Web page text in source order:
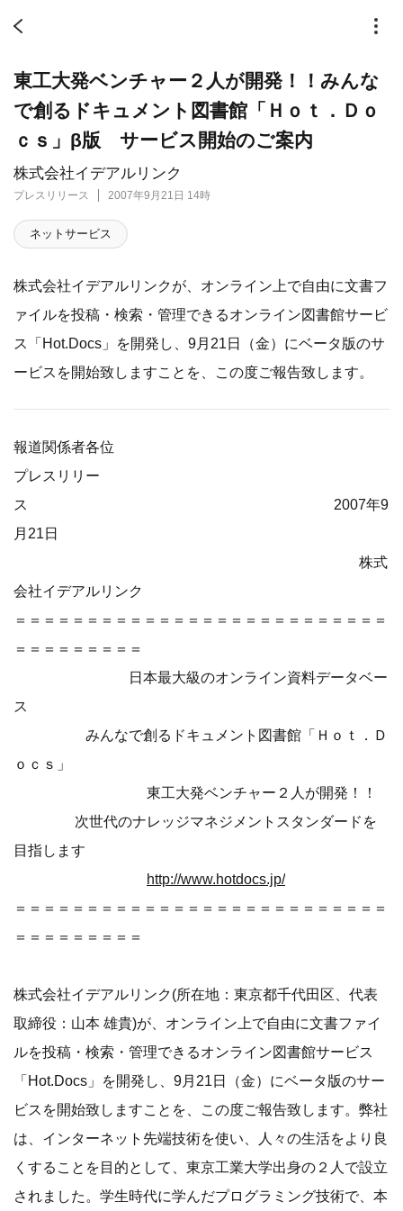
株式会社イデアルリンク
プレスリリース 2007年9月21日 14時
東工大発ベンチャー２人が開発！！みんな
で創るドキュメント図書館「Ｈｏｔ．Ｄｏ
ｃｓ」β版 サービス開始のご案内
ネットサービス
株式会社イデアルリンクが、オンライン上で自由に文書フ
ァイルを投稿・検索・管理できるオンライン図書館サービ
ス「Hot.Docs」を開発し、9月21日（金）にベータ版のサ
ービスを開始致しますことを、この度ご報告致します。
報道関係者各位
プレスリリー
ス 2007年9
月21日
株式
会社イデアルリンク
＝＝＝＝＝＝＝＝＝＝＝＝＝＝＝＝＝＝＝＝＝＝＝＝＝＝
＝＝＝＝＝＝＝＝＝
日本最大級のオンライン資料データベー
ス
みんなで創るドキュメント図書館「Ｈｏｔ．Ｄ
ｏｃｓ」
東工大発ベンチャー２人が開発！！
次世代のナレッジマネジメントスタンダードを
目指します
http://www.hotdocs.jp/
＝＝＝＝＝＝＝＝＝＝＝＝＝＝＝＝＝＝＝＝＝＝＝＝＝＝
＝＝＝＝＝＝＝＝＝
株式会社イデアルリンク(所在地：東京都千代田区、代表
取締役：山本 雄貴)が、オンライン上で自由に文書ファイ
ルを投稿・検索・管理できるオンライン図書館サービス
「Hot.Docs」を開発し、9月21日（金）にベータ版のサー
ビスを開始致しますことを、この度ご報告致します。弊社
は、インターネット先端技術を使い、人々の生活をより良
くすることを目的として、東京工業大学出身の２人で設立
されました。学生時代に学んだプログラミング技術で、本